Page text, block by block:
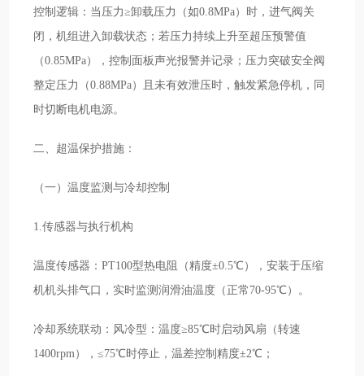
控制逻辑：当压力≥卸载压力（如0.8MPa）时，进气阀关
闭，机组进入卸载状态；若压力持续上升至超压预警值
（0.85MPa），控制面板声光报警并记录；压力突破安全阀
整定压力（0.88MPa）且未有效泄压时，触发紧急停机，同
时切断电机电源。
二、超温保护措施：
（一）温度监测与冷却控制
1.传感器与执行机构
温度传感器：PT100型热电阻（精度±0.5℃），安装于压缩
机机头排气口，实时监测润滑油温度（正常70-95℃）。
冷却系统联动：风冷型：温度≥85℃时启动风扇（转速
1400rpm），≤75℃时停止，温差控制精度±2℃；